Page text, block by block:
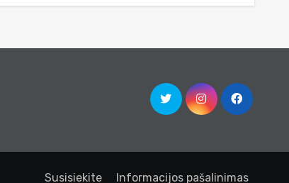
Susisiekite Informacijos pašalinimas